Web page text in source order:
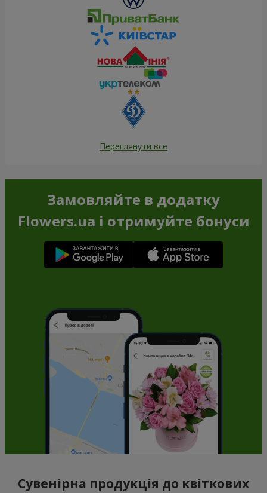
Переглянути все
Замовляйте в додатку
Flowers.ua і отримуйте бонуси
Сувенірна продукція до квіткових